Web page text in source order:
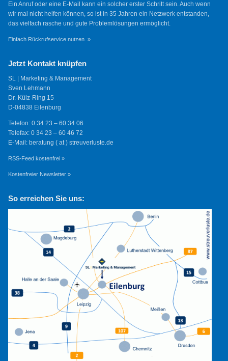
Ein Anruf oder eine E-Mail kann ein solcher erster Schritt sein. Auch wenn
wir mal nicht helfen können, so ist in 35 Jahren ein Netzwerk entstanden,
das vielfach rasche und gute Problemlösungen ermöglicht.
Einfach Rückrufservice nutzen. »
Jetzt Kontakt knüpfen
SL | Marketing & Management
Sven Lehmann
Dr.-Külz-Ring 15
D-04838 Eilenburg
Telefon: 0 34 23 – 60 34 06
Telefax: 0 34 23 – 60 46 72
E-Mail: beratung ( at ) streuverluste.de
RSS-Feed kostenfrei »
Kostenfreier Newsletter »
So erreichen Sie uns: